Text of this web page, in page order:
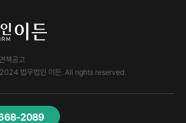
면책공고
법무법인 이든. All rights reserved.
2089